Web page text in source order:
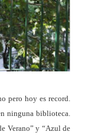
pero hoy es record.
ninguna biblioteca.
Verano” y “Azul de